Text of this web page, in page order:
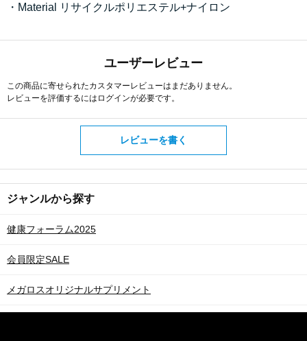
・Material リサイクルポリエステル+ナイロン
ユーザーレビュー
この商品に寄せられたカスタマーレビューはまだありません。
レビューを評価するには ログインが必要です。
レビューを書く
ジャンルから探す
健康フォーラム2025
会員限定SALE
メガロスオリジナルサプリメント